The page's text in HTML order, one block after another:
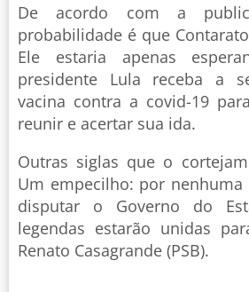
De acordo com a
probabilidade é que
Ele estaria apenas
presidente Lula receba a
vacina contra a covid-19
reunir e acertar sua ida.
Outras siglas que o
Um empecilho: por nenhuma
disputar o Governo do
legendas estarão unidas
Renato Casagrande (PSB).